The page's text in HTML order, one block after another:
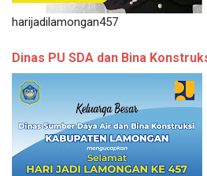
harijadilamongan457
Dinas PU SDA dan Bina